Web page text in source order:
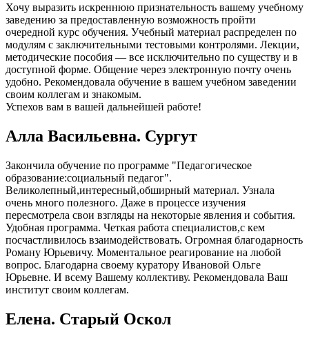
Хочу выразить искреннюю признательность вашему учебному
заведению за предоставленную возможность пройти
очередной курс обучения. Учебный материал распределен по
модулям с заключительными тестовыми контролями. Лекции,
методические пособия — все исключительно по существу и в
доступной форме. Общение через электронную почту очень
удобно. Рекомендовала обучение в вашем учебном заведении
своим коллегам и знакомым.
Успехов вам в вашей дальнейшей работе!
Алла Васильевна. Сургут
Закончила обучение по программе "Педагогическое
образование:социальный педагог".
Великолепный,интересный,обширный материал. Узнала
очень много полезного. Даже в процессе изучения
пересмотрела свои взгляды на некоторые явления и события.
Удобная программа. Четкая работа специалистов,с кем
посчастливилось взаимодействовать. Огромная благодарность
Роману Юрьевичу. Моментальное реагирование на любой
вопрос. Благодарна своему куратору Ивановой Ольге
Юрьевне. И всему Вашему коллективу. Рекомендовала Ваш
институт своим коллегам.
Елена. Старый Оскол